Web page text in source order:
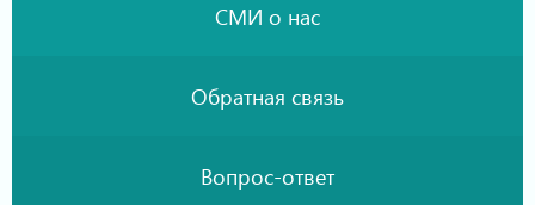
СМИ о нас
Обратная связь
Вопрос-ответ